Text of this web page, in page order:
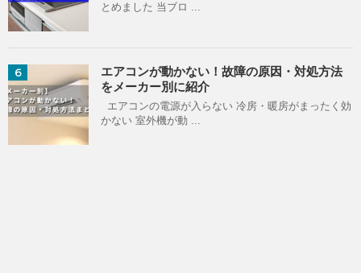
とめました 当ブロ ...
6
エアコンが動かない！故障の原因・対処方法
をメーカー別に紹介
エアコンの電源が入らない 冷房・暖房がまったく効
かない 室外機が動 ...